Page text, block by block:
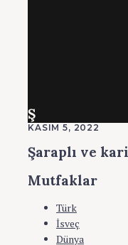
Ş
KASIM 5, 2022
Şaraplı ve
Mutfaklar
Türk
İsveç
Dünya